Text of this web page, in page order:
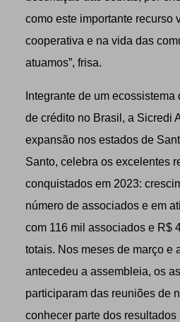
como este importante recurso
cooperativa e na vida das
atuamos”, frisa.
Integrante de um
de crédito no Brasil, a Sicredi
expansão nos estados de
Santo, celebra os excelentes
conquistados em 2023:
número de associados e em
com 116 mil associados e R$
totais. Nos meses de março e
antecedeu a assembleia, os
participaram das reuniões de
conhecer parte dos